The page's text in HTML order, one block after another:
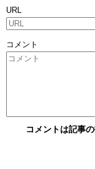
URL
コメント
コメントは記事